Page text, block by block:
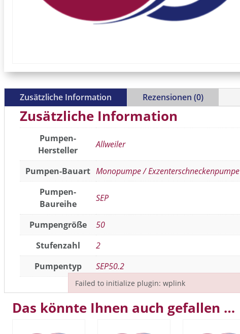
Zusätzliche Information Rezensionen (0)
Zusätzliche Information
Pumpen-
Hersteller
Allweiler
Pumpen-Bauart Monopumpe / Exzenterschneckenpumpe
Pumpen-
Baureihe
SEP
Pumpengröße
50
Stufenzahl
2
Pumpentyp
SEP50.2
Das könnte Ihnen auch gefallen …
Failed to initialize plugin: wplink
Failed to initialize plugin: wplink